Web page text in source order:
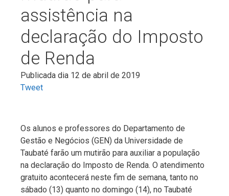
assistência na
declaração do Imposto
de Renda
Publicada dia 12 de abril de 2019
Tweet
Os alunos e professores do Departamento de
Gestão e Negócios (GEN) da Universidade de
Taubaté farão um mutirão para auxiliar a população
na declaração do Imposto de Renda. O atendimento
gratuito acontecerá neste fim de semana, tanto no
sábado (13) quanto no domingo (14), no Taubaté